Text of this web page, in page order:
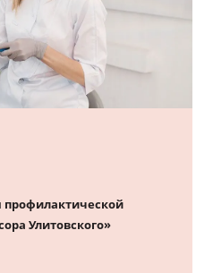
Улитовского»